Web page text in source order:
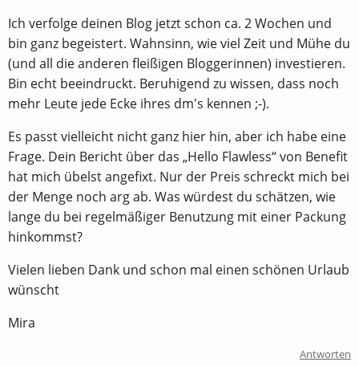
Ich verfolge deinen Blog jetzt schon ca. 2 Wochen und
bin ganz begeistert. Wahnsinn, wie viel Zeit und Mühe du
(und all die anderen fleißigen Bloggerinnen) investieren.
Bin echt beeindruckt. Beruhigend zu wissen, dass noch
mehr Leute jede Ecke ihres dm's kennen ;-).
Es passt vielleicht nicht ganz hier hin, aber ich habe eine
Frage. Dein Bericht über das „Hello Flawless“ von Benefit
hat mich übelst angefixt. Nur der Preis schreckt mich bei
der Menge noch arg ab. Was würdest du schätzen, wie
lange du bei regelmäßiger Benutzung mit einer Packung
hinkommst?
Vielen lieben Dank und schon mal einen schönen Urlaub
wünscht
Mira
Antworten